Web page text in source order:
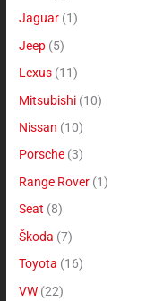
Jaguar (1)
Jeep (5)
Lexus (11)
Mitsubishi (10)
Nissan (10)
Porsche (3)
Range Rover (1)
Seat (8)
Škoda (7)
Toyota (16)
VW (22)